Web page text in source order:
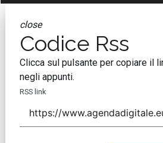
close
Codice Rss
Clicca sul pulsante per copiare il
negli appunti.
RSS link